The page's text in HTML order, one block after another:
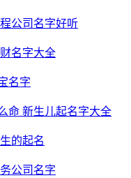
公司名字好听
名字大全
名字
命 新生儿起名字大全
的起名
公司名字